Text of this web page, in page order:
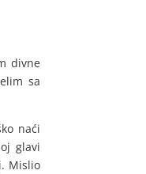
divne
sa
naći
glavi
Mislio